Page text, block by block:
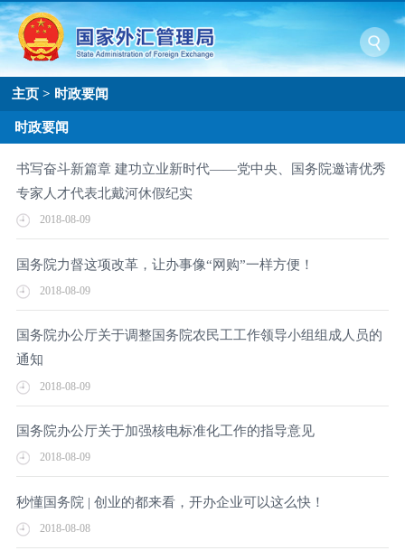
主页 > 时政要闻
时政要闻
书写奋斗新篇章 建功立业新时代——党中央、国务院邀请优秀
专家人才代表北戴河休假纪实
2018-08-09
国务院力督这项改革，让办事像“网购”一样方便！
2018-08-09
国务院办公厅关于调整国务院农民工工作领导小组组成人员的
通知
2018-08-09
国务院办公厅关于加强核电标准化工作的指导意见
2018-08-09
秒懂国务院 | 创业的都来看，开办企业可以这么快！
2018-08-08